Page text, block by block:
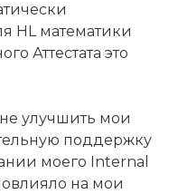
HL математики
Аттестата это
улучшить мои
поддержку
моего Internal
на мои